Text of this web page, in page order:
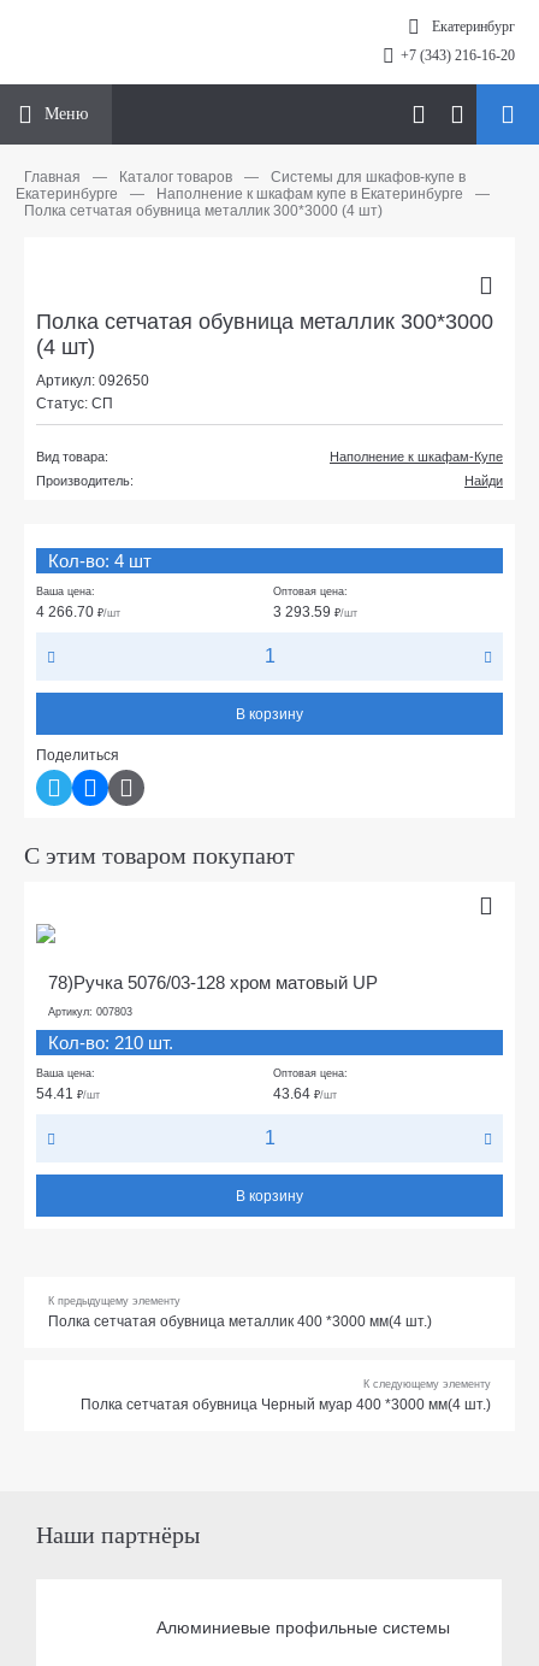
Екатеринбург
+7 (343) 216-16-20
Меню
Главная — Каталог товаров —
Системы для шкафов-купе в
Екатеринбурге
— Наполнение к шкафам купе в Екатеринбурге
—
Полка сетчатая обувница металлик 300*3000 (4 шт)
Полка сетчатая обувница металлик 300*3000
(4 шт)
Артикул: 092650
Статус: СП
Вид товара:
Наполнение к шкафам-Купе
Производитель:
Найди
Кол-во: 4 шт
Ваша цена:
4 266.70 ₽/шт
Оптовая цена:
3 293.59 ₽/шт
В корзину
Поделиться
С этим товаром покупают
78)Ручка 5076/03-128 хром матовый UP
Артикул: 007803
Кол-во: 210 шт.
Ваша цена:
54.41 ₽/шт
Оптовая цена:
43.64 ₽/шт
В корзину
К предыдущему элементу
Полка сетчатая обувница металлик 400 *3000 мм(4 шт.)
К следующему элементу
Полка сетчатая обувница Черный муар 400 *3000 мм(4 шт.)
Наши партнёры
Алюминиевые профильные системы